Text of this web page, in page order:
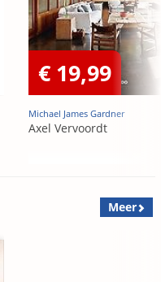
€ 19,99
Michael James Gardner
Axel Vervoordt
Meer